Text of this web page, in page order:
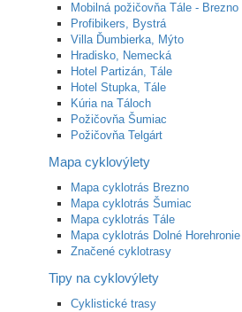
Mobilná požičovňa Tále - Brezno
Profibikers, Bystrá
Villa Ďumbierka, Mýto
Hradisko, Nemecká
Hotel Partizán, Tále
Hotel Stupka, Tále
Kúria na Táloch
Požičovňa Šumiac
Požičovňa Telgárt
Mapa cyklovýlety
Mapa cyklotrás Brezno
Mapa cyklotrás Šumiac
Mapa cyklotrás Tále
Mapa cyklotrás Dolné Horehronie
Značené cyklotrasy
Tipy na cyklovýlety
Cyklistické trasy